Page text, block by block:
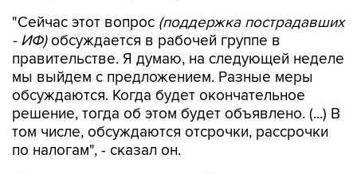
"Сейчас этот вопрос (поддержка пострадавших
- ИФ)обсуждается в рабочей группе в
правительстве. Я думаю, на следующей неделе
мы выйдем с предложением. Разные меры
обсуждаются. Когда будет окончательное
решение, тогда об этом будет объявлено. (...) В
том числе, обсуждаются отсрочки, рассрочки
по налогам", - сказал он.